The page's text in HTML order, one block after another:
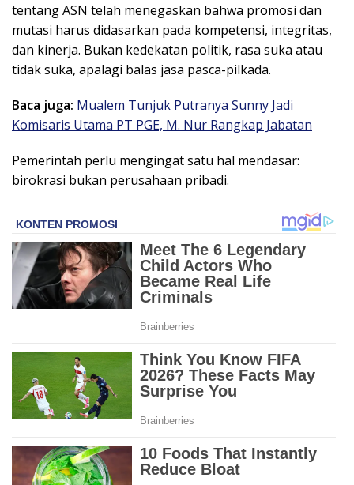
tentang ASN telah menegaskan bahwa promosi dan
mutasi harus didasarkan pada kompetensi, integritas,
dan kinerja. Bukan kedekatan politik, rasa suka atau
tidak suka, apalagi balas jasa pasca-pilkada.
Baca juga: Mualem Tunjuk Putranya Sunny Jadi
Komisaris Utama PT PGE, M. Nur Rangkap Jabatan
Pemerintah perlu mengingat satu hal mendasar:
birokrasi bukan perusahaan pribadi.